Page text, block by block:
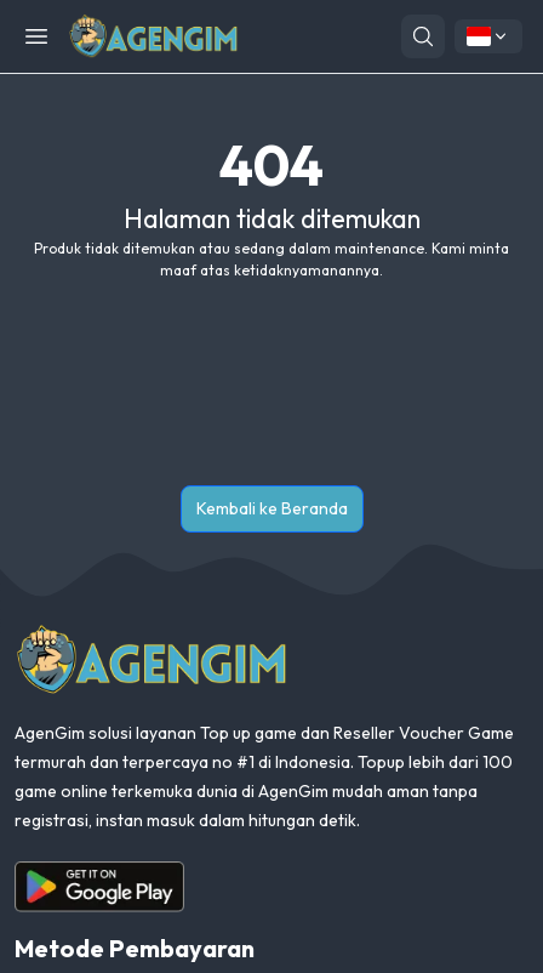
Open menu
404
Halaman tidak ditemukan
Produk tidak ditemukan atau sedang dalam maintenance. Kami minta
maaf atas ketidaknyamanannya.
Kembali ke Beranda
AgenGim
AgenGim solusi layanan Top up game dan Reseller Voucher Game
termurah dan terpercaya no #1 di Indonesia. Topup lebih dari 100
game online terkemuka dunia di AgenGim mudah aman tanpa
registrasi, instan masuk dalam hitungan detik.
Aplikasi Android
Metode Pembayaran